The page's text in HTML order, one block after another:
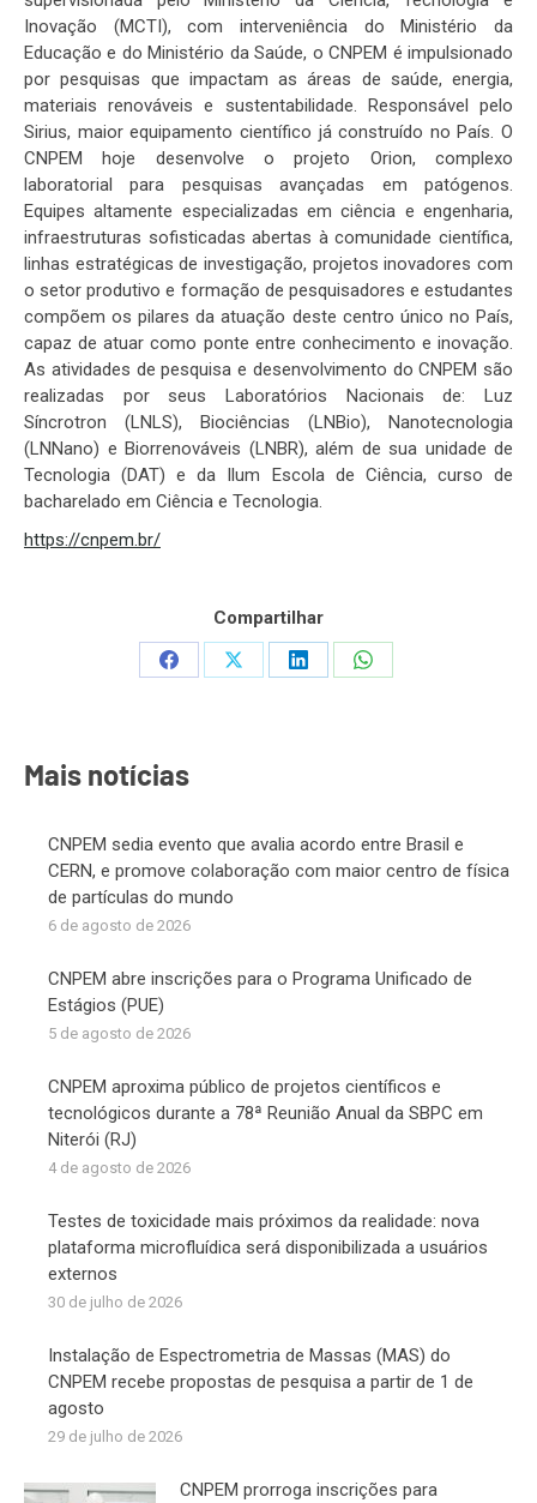
Inovação (MCTI), com interveniência do Ministério da
Educação e do Ministério da Saúde, o CNPEM é impulsionado
por pesquisas que impactam as áreas de saúde, energia,
materiais renováveis e sustentabilidade. Responsável pelo
Sirius, maior equipamento científico já construído no País. O
CNPEM hoje desenvolve o projeto Orion, complexo
laboratorial para pesquisas avançadas em patógenos.
Equipes altamente especializadas em ciência e engenharia,
infraestruturas sofisticadas abertas à comunidade científica,
linhas estratégicas de investigação, projetos inovadores com
o setor produtivo e formação de pesquisadores e estudantes
compõem os pilares da atuação deste centro único no País,
capaz de atuar como ponte entre conhecimento e inovação.
As atividades de pesquisa e desenvolvimento do CNPEM são
realizadas por seus Laboratórios Nacionais de: Luz
Síncrotron (LNLS), Biociências (LNBio), Nanotecnologia
(LNNano) e Biorrenováveis (LNBR), além de sua unidade de
Tecnologia (DAT) e da Ilum Escola de Ciência, curso de
bacharelado em Ciência e Tecnologia.
https://cnpem.br/
Compartilhar
Share
Share
Share
Share
Mais notícias
CNPEM sedia evento que avalia acordo entre Brasil e
CERN, e promove colaboração com maior centro de física
de partículas do mundo
6 de agosto de 2026
CNPEM abre inscrições para o Programa Unificado de
Estágios (PUE)
5 de agosto de 2026
CNPEM aproxima público de projetos científicos e
tecnológicos durante a 78ª Reunião Anual da SBPC em
Niterói (RJ)
4 de agosto de 2026
Testes de toxicidade mais próximos da realidade: nova
plataforma microfluídica será disponibilizada a usuários
externos
30 de julho de 2026
Instalação de Espectrometria de Massas (MAS) do
CNPEM recebe propostas de pesquisa a partir de 1 de
agosto
29 de julho de 2026
CNPEM prorroga inscrições para